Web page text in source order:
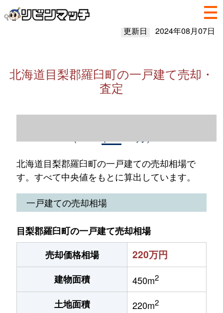
更新日 2024年08月07日
北海道目梨郡羅臼町の一戸建て売却・
査定
北海道目梨郡羅臼町の一戸建ての売却相場で
す。すべて中央値をもとに算出しています。
一戸建ての売却相場
目梨郡羅臼町の一戸建て売却相場
売却価格相場
220万円
建物面積 450m2
土地面積 220m2